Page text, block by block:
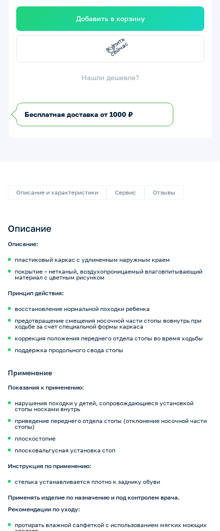
Добавить в корзину
К
у
п
и
т
ь
с
е
й
ч
а
с
Нашли дешевле?
Бесплатная доставка от 1000 ₽
Описание и характеристики Сервис Отзывы
Описание
Описание:
пластиковый каркас с удлиненным наружным краем
покрытие – нетканый, воздухопроницаемый влаговпитывающий
материал с цветным рисунком
Принцип действия:
восстановление нормальной походки ребенка
предотвращение смещения носочной части стопы вовнутрь при
ходьбе за счет специальной формы каркаса
коррекция положения переднего отдела стопы во время ходьбы
поддержка продольного свода стопы
Применение
Показания к применению:
нарушения походки у детей, сопровождающиеся установкой
стопы носками внутрь
приведение переднего отдела стопы (отклонение носочной части
стопы)
плоскостопие
плосковальгусная установка стоп
Инструкция по применению:
стелька устанавливается плотно к заднику обуви
Применять изделие по назначению и под контролем врача.
Рекомендации по уходу:
протирать влажной салфеткой с использованием мягких моющих